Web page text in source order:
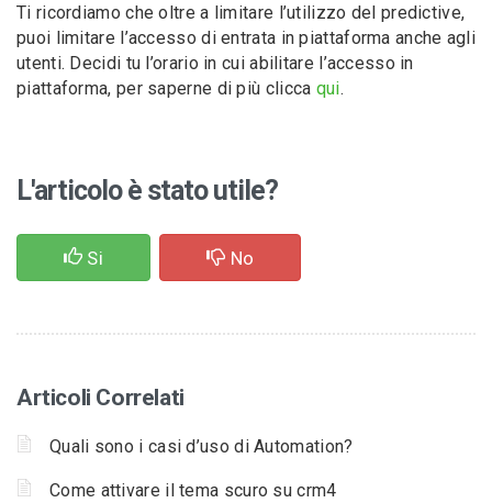
Ti ricordiamo che oltre a limitare l’utilizzo del predictive,
puoi limitare l’accesso di entrata in piattaforma anche agli
utenti. Decidi tu l’orario in cui abilitare l’accesso in
piattaforma, per saperne di più clicca qui.
L'articolo è stato utile?
Si No
Articoli Correlati
Quali sono i casi d’uso di Automation?
Come attivare il tema scuro su crm4